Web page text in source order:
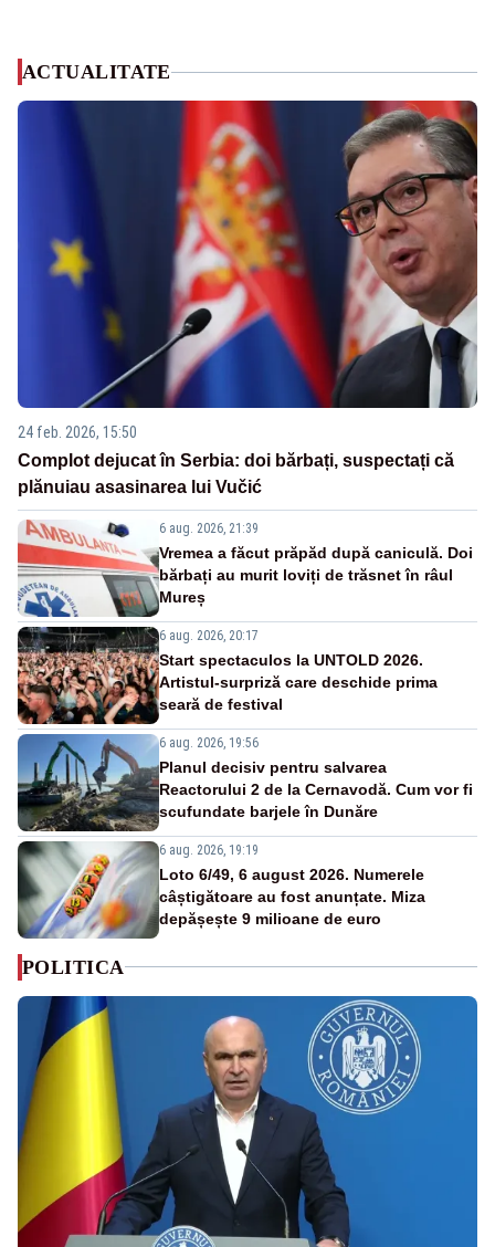
ACTUALITATE
24 feb. 2026, 15:50
Complot dejucat în Serbia: doi bărbați, suspectați că
plănuiau asasinarea lui Vučić
6 aug. 2026, 21:39
Vremea a făcut prăpăd după caniculă. Doi
bărbați au murit loviți de trăsnet în râul
Mureș
6 aug. 2026, 20:17
Start spectaculos la UNTOLD 2026.
Artistul-surpriză care deschide prima
seară de festival
6 aug. 2026, 19:56
Planul decisiv pentru salvarea
Reactorului 2 de la Cernavodă. Cum vor fi
scufundate barjele în Dunăre
6 aug. 2026, 19:19
Loto 6/49, 6 august 2026. Numerele
câștigătoare au fost anunțate. Miza
depășește 9 milioane de euro
POLITICA